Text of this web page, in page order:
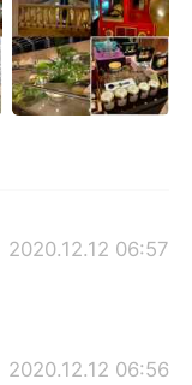
2020.12.12 06:57
2020.12.12 06:56